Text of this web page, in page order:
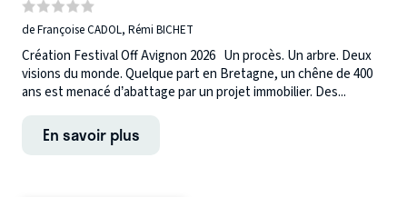
de Françoise CADOL, Rémi BICHET
Création Festival Off Avignon 2026 Un procès. Un arbre. Deux
visions du monde. Quelque part en Bretagne, un chêne de 400
ans est menacé d’abattage par un projet immobilier. Des...
En savoir plus